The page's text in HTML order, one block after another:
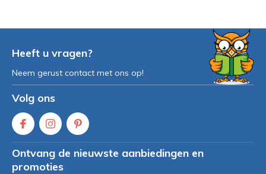
Heeft u vragen?
Neem gerust contact met ons op!
Volg ons
Ontvang de nieuwste aanbiedingen en
promoties